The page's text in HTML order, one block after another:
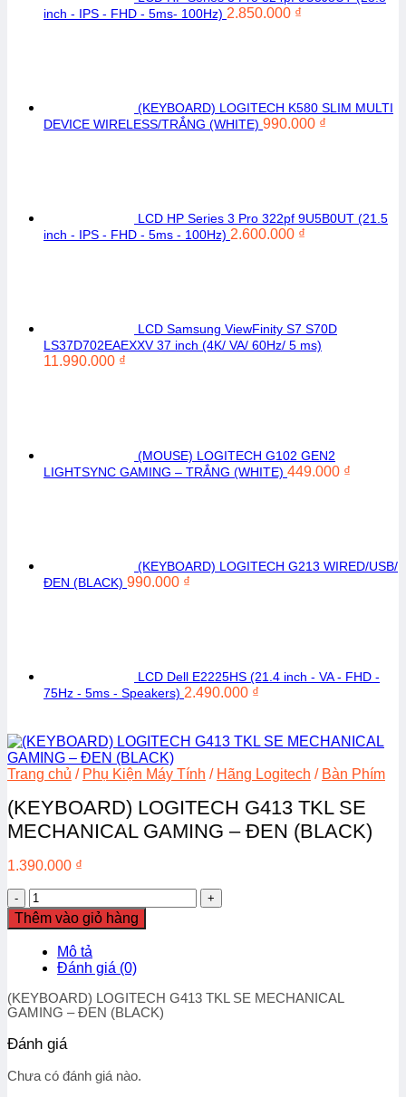
inch - IPS - FHD - 5ms- 100Hz) 2.850.000 ₫
(KEYBOARD) LOGITECH K580 SLIM MULTI
DEVICE WIRELESS/TRẮNG (WHITE) 990.000 ₫
LCD HP Series 3 Pro 322pf 9U5B0UT (21.5
inch - IPS - FHD - 5ms - 100Hz) 2.600.000 ₫
LCD Samsung ViewFinity S7 S70D
LS37D702EAEXXV 37 inch (4K/ VA/ 60Hz/ 5 ms)
11.990.000 ₫
(MOUSE) LOGITECH G102 GEN2
LIGHTSYNC GAMING – TRẮNG (WHITE) 449.000 ₫
(KEYBOARD) LOGITECH G213 WIRED/USB/
ĐEN (BLACK) 990.000 ₫
LCD Dell E2225HS (21.4 inch - VA - FHD -
75Hz - 5ms - Speakers) 2.490.000 ₫
Trang chủ / Phụ Kiện Máy Tính / Hãng Logitech / Bàn Phím
(KEYBOARD) LOGITECH G413 TKL SE
MECHANICAL GAMING – ĐEN (BLACK)
1.390.000 ₫
(KEYBOARD)
LOGITECH
G413
MECHANICAL
GAMING
–
(BLACK)
lượng
Thêm vào giỏ hàng
Mô tả
Đánh giá (0)
(KEYBOARD) LOGITECH G413 TKL SE MECHANICAL
GAMING – ĐEN (BLACK)
Đánh giá
Chưa có đánh giá nào.